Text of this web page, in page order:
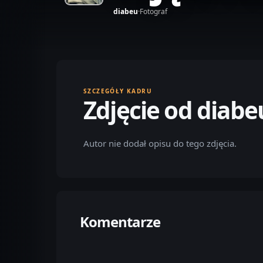
diabeu·Fotograf
SZCZEGÓŁY KADRU
Zdjęcie od
Autor nie dodał opisu do tego zdjęcia.
Komentarze